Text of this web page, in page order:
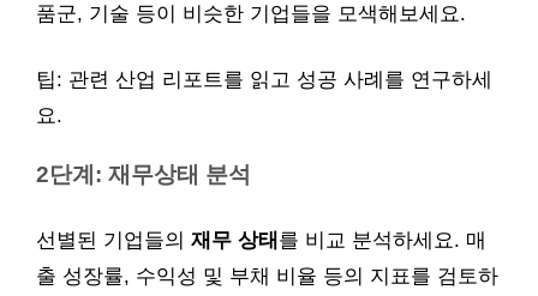
품군, 기술 등이 비슷한 기업들을 모색해보세요.
팁: 관련 산업 리포트를 읽고 성공 사례를 연구하세
요.
2단계: 재무상태 분석
선별된 기업들의 재무 상태 를 비교 분석하세요. 매
출 성장률, 수익성 및 부채 비율 등의 지표를 검토하